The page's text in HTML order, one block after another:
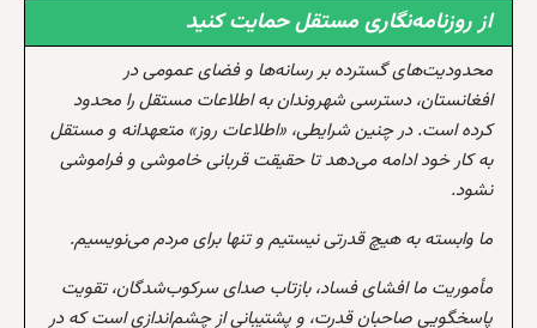
از روزنامه‌نگاری مستقل حمایت کنید
محدودیت‌های گسترده بر رسانه‌ها و فضای عمومی در
افغانستان، دسترسی شهروندان به اطلاعات مستقل را محدود
کرده است. در چنین شرایطی، «اطلاعات روز» متعهدانه و مستقل
به کار خود ادامه می‌دهد تا حقیقت قربانی خاموشی و فراموشی
نشود.
ما وابسته به هیچ قدرتی نیستیم و تنها برای مردم می‌نویسیم.
مأموریت ما افشای فساد، بازتاب صدای سرکوب‌شدگان، تقویت
پاسخگویی صاحبان قدرت، و پشتیبانی از چشم‌اندازی است که در